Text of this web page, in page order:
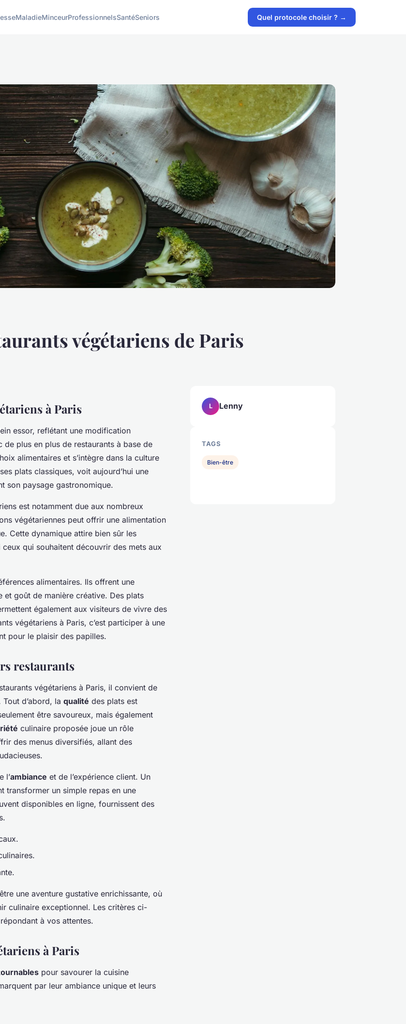
MaladieMinceurProfessionnelsSantéSeniors Quel protocole choisir ? →
végétariens de Paris
à Paris
essor, reflétant une modification
plus en plus de restaurants à base de
alimentaires et s’intègre dans la culture
plats classiques, voit aujourd’hui une
son paysage gastronomique.
est notamment due aux nombreux
végétariennes peut offrir une alimentation
Cette dynamique attire bien sûr les
qui souhaitent découvrir des mets aux
alimentaires. Ils offrent une
et goût de manière créative. Des plats
également aux visiteurs de vivre des
végétariens à Paris, c’est participer à une
pour le plaisir des papilles.
restaurants
végétariens à Paris, il convient de
d’abord, la qualité des plats est
être savoureux, mais également
culinaire proposée joue un rôle
des menus diversifiés, allant des
l’ambiance et de l’expérience client. Un
transformer un simple repas en une
disponibles en ligne, fournissent des
une aventure gustative enrichissante, où
culinaire exceptionnel. Les critères ci-
à vos attentes.
à Paris
pour savourer la cuisine
par leur ambiance unique et leurs
L Lenny
TAGS
Bien-être